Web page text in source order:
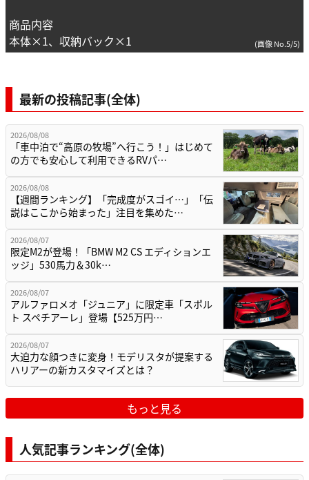
商品内容
本体×1、収納バック×1
(画像 No.5/5)
最新の投稿記事(全体)
2026/08/08
「車中泊で“高原の牧場”へ行こう！」はじめて
の方でも安心して利用できるRVパ…
2026/08/08
【週間ランキング】「完成度がスゴイ…」「伝
説はここから始まった」注目を集めた…
2026/08/07
限定M2が登場！「BMW M2 CS エディションエ
ッジ」530馬力＆30k…
2026/08/07
アルファロメオ「ジュニア」に限定車「スポル
ト スペチアーレ」登場【525万円…
2026/08/07
大迫力な顔つきに変身！モデリスタが提案する
ハリアーの新カスタマイズとは？
もっと見る
人気記事ランキング(全体)